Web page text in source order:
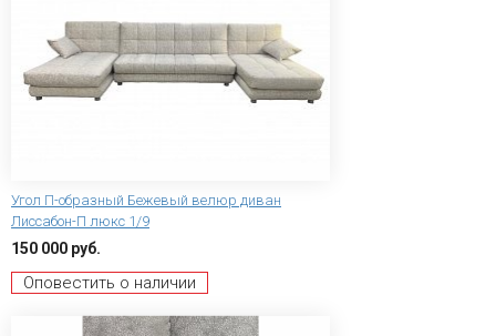
Угол П-образный Бежевый велюр диван
Лиссабон-П люкс 1/9
150 000 руб.
Оповестить о наличии